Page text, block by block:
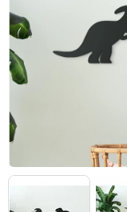
5
stelle.